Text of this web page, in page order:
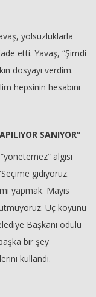
yolsuzluklarla
etti. Yavaş, “Şimdi
dosyayı verdim.
hepsinin hesabını
SANIYOR”
algısı
gidiyoruz.
yapmak. Mayıs
Üç koyunu
Başkanı ödülü
bir şey
kullandı.